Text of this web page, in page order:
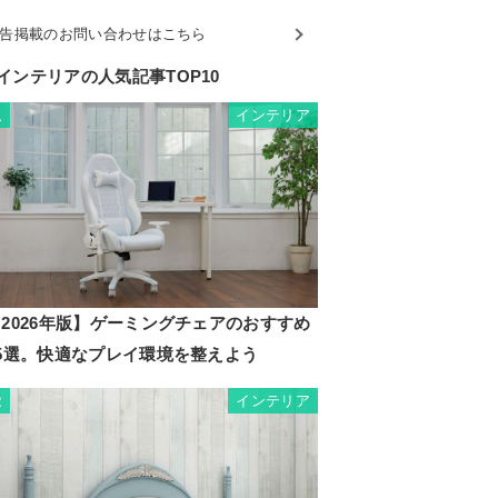
掲載のお問い合わせはこちら
ンテリアの人気記事TOP10
インテリア
年版】ゲーミングチェアのおすすめ
。快適なプレイ環境を整えよう
インテリア